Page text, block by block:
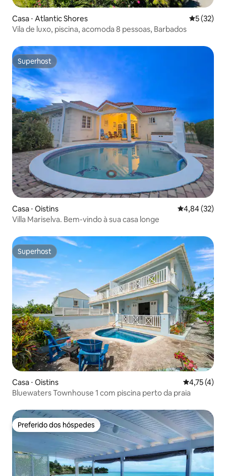
Casa ⋅ Atlantic Shores 5 de uma
5 (32)
Vila de luxo, piscina, acomoda 8 pessoas, Barbados
Superhost
Superhost
Casa ⋅ Oistins 4,84 de uma
4,84 (32)
Villa Mariselva. Bem-vindo à sua casa longe
Superhost
Superhost
Casa ⋅ Oistins 4,75 de
4,75 (4)
Bluewaters Townhouse 1 com piscina perto da praia
Preferido dos hóspedes
Preferido dos hóspedes